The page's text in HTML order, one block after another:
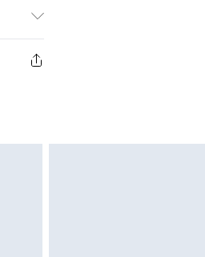
€2.99
€9.99